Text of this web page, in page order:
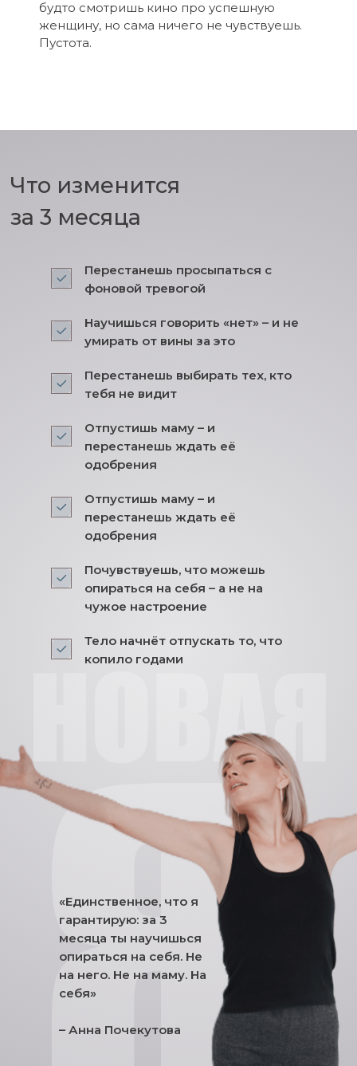
будто смотришь кино про успешную
женщину, но сама ничего не чувствуешь.
Пустота.
Перестанешь просыпаться с
фоновой тревогой
Научишься говорить «нет» – и не
умирать от вины за это
Перестанешь выбирать тех, кто
тебя не видит
Отпустишь маму – и
перестанешь ждать её
одобрения
Отпустишь маму – и
перестанешь ждать её
одобрения
Почувствуешь, что можешь
опираться на себя – а не на
чужое настроение
Тело начнёт отпускать то, что
копило годами
«Единственное, что я
гарантирую: за 3
месяца ты научишься
опираться на себя. Не
на него. Не на маму. На
себя»
– Анна Почекутова
Что изменится
за 3 месяца